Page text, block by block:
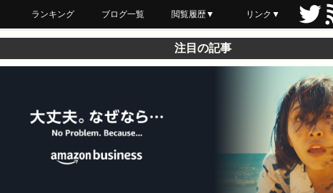
ランキング ブログ一覧 閲覧履歴▼
最近読んだ
あとで読む
ブックマーク
リンク▼
注目の記事